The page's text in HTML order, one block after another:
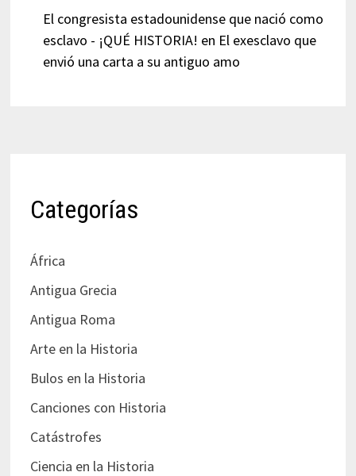
El congresista estadounidense que nació como
esclavo - ¡QUÉ HISTORIA! en El exesclavo que
envió una carta a su antiguo amo
Categorías
África
Antigua Grecia
Antigua Roma
Arte en la Historia
Bulos en la Historia
Canciones con Historia
Catástrofes
Ciencia en la Historia